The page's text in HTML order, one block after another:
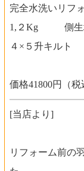
完全水洗いリ
1,２Kg 側生
４×５升キル
価格41800円（税
[当店より]
リフォーム前の